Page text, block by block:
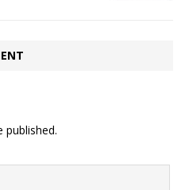
published.